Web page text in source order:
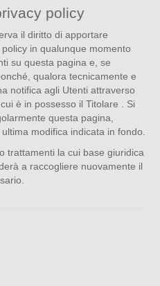
policy
il diritto di apportare
in qualunque momento
su questa pagina e, se
qualora tecnicamente e
notifica agli Utenti attraverso
è in possesso il Titolare . Si
questa pagina,
modifica indicata in fondo.
trattamenti la cui base giuridica
a raccogliere nuovamente il